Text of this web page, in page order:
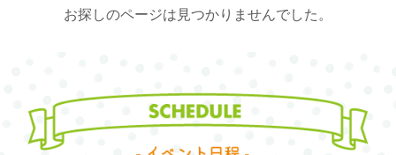
お探しのページは見つかりませんでした。